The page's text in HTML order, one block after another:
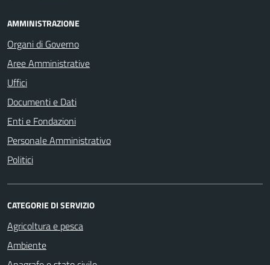
AMMINISTRAZIONE
Organi di Governo
Aree Amministrative
Uffici
Documenti e Dati
Enti e Fondazioni
Personale Amministrativo
Politici
CATEGORIE DI SERVIZIO
Agricoltura e pesca
Ambiente